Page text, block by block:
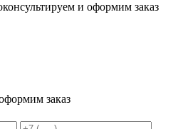
и оформим заказ
заказ